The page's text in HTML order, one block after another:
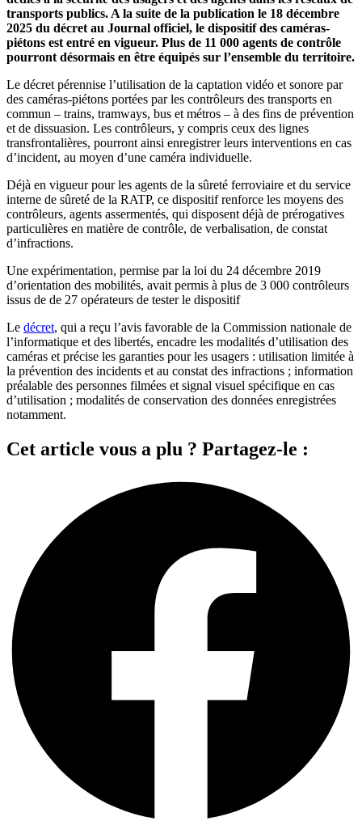
transports publics. A la suite de la publication le 18 décembre
2025 du décret au Journal officiel, le dispositif des caméras-
piétons estentré en vigueur. Plus de 11 000 agents de contrôle
pourront désormais en être équipés sur l’ensemble du territoire.
Le décret pérennise l’utilisation de la captation vidéo et sonore par
des caméras-piétons portées par les contrôleurs des transports en
commun – trains, tramways, bus et métros – à des fins de prévention
et de dissuasion. Les contrôleurs, y compris ceux des lignes
transfrontalières, pourront ainsi enregistrer leurs interventions en cas
d’incident, au moyen d’une caméra individuelle.
Déjà en vigueur pour les agents de la sûreté ferroviaire et du service
interne de sûreté de la RATP, ce dispositif renforce les moyens des
contrôleurs, agents assermentés, qui disposent déjà de prérogatives
particulières en matière de contrôle, de verbalisation, de constat
d’infractions.
Une expérimentation, permise par la loi du 24 décembre 2019
d’orientation des mobilités, avait permis à plus de 3 000 contrôleurs
issus de de 27 opérateurs de tester le dispositif
Le décret, qui a reçu l’avis favorable de la Commission nationale de
l’informatique et des libertés, encadre les modalités d’utilisation des
caméras et précise les garanties pour les usagers : utilisation limitée à
la prévention des incidents et au constat des infractions ; information
préalable des personnes filmées et signal visuel spécifique en cas
d’utilisation ; modalités de conservation des données enregistrées
notamment.
Cet article vous a plu ? Partagez-le :